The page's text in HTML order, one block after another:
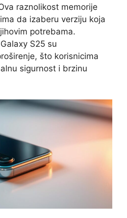
raznolikost memorije
da izaberu verziju koja
potrebama.
S25 su
što korisnicima
sigurnost i brzinu